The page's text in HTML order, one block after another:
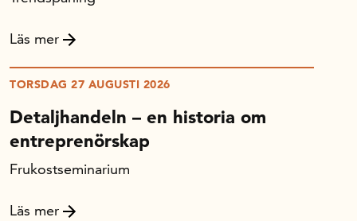
Läs mer
TORSDAG 27 AUGUSTI 2026
Detaljhandeln – en historia om
entreprenörskap
Frukostseminarium
Läs mer